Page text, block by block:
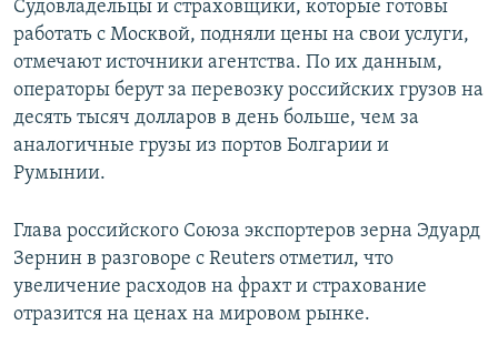
Судовладельцы и страховщики, которые готовы
работать с Москвой, подняли цены на свои услуги,
отмечают источники агентства. По их данным,
операторы берут за перевозку российских грузов на
десять тысяч долларов в день больше, чем за
аналогичные грузы из портов Болгарии и
Румынии.
Глава российского Союза экспортеров зерна Эдуард
Зернин в разговоре с Reuters отметил, что
увеличение расходов на фрахт и страхование
отразится на ценах на мировом рынке.